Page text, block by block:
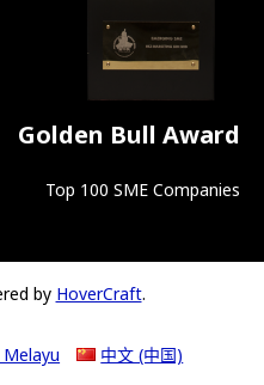
Golden Bull Award
Top 100 SME Companies
by HoverCraft.
中文 (中国)